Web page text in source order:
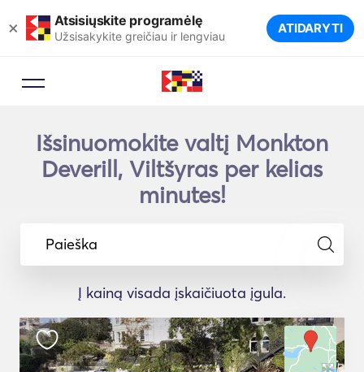
× Atsisiųskite programėlę
Užsisakykite greičiau ir lengviau ATIDARYTI
Išsinuomokite valtį Monkton
Deverill, Viltšyras per kelias
minutes!
Paieška
Į kainą visada įskaičiuota įgula.